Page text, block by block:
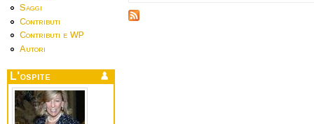
Saggi
Contributi
Contributi e WP
Autori
L'ospite